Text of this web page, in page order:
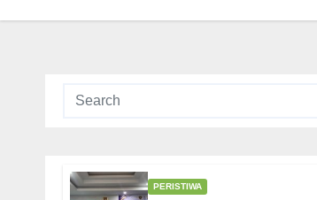
PERISTIWA